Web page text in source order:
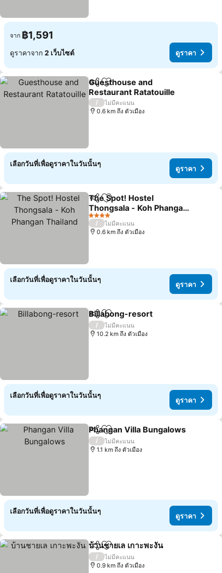
จาก ฿1,591
ดูราคาจาก 2 เว็บไซต์ ดูราคา
แชร์ เพิ่มในรายการโปรด
Guesthouse and
Restaurant Ratatouille
ดูราคา
/
ไม่มีคะแนน
0.6 km ถึง ตัวเมือง
เลือกวันที่เพื่อดูราคาในวันนั้นๆ
ดูราคา
แชร์ เพิ่มในรายการโปรด
The Spot! Hostel
Thongsala - Koh Phangan
Thailand
ดูราคา
4 ดาว
/
ไม่มีคะแนน
0.6 km ถึง ตัวเมือง
เลือกวันที่เพื่อดูราคาในวันนั้นๆ
ดูราคา
แชร์ เพิ่มในรายการโปรด
Billabong-resort
/
ไม่มีคะแนน
10.2 km ถึง ตัวเมือง
เลือกวันที่เพื่อดูราคาในวันนั้นๆ
ดูราคา
แชร์ เพิ่มในรายการโปรด
Phangan Villa Bungalows
/
ไม่มีคะแนน
1.1 km ถึง ตัวเมือง
เลือกวันที่เพื่อดูราคาในวันนั้นๆ
ดูราคา
แชร์ เพิ่มในรายการโปรด
บ้านชายเล เกาะพะงัน
/
ไม่มีคะแนน
0.9 km ถึง ตัวเมือง